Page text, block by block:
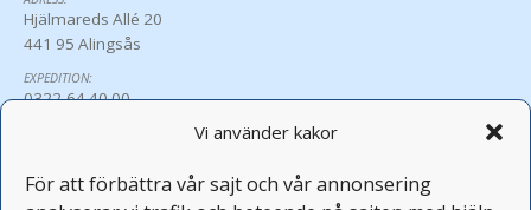
Vi använder kakor
För att förbättra vår sajt och vår annonsering
Hjälmareds Allé 20
441 95 Alingsås
EXPEDITION:
0322-64 40 00
Må-Fr 8:30-16:00
Avvikande öppettider